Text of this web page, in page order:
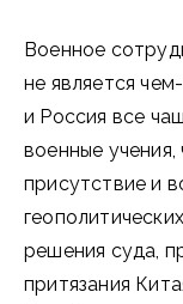
Военное
не является
и Россия все
военные
присутствие и
решения суда,
притязания